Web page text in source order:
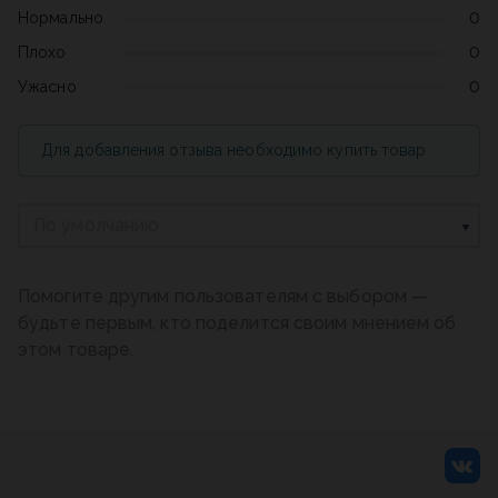
Нормально
0
Плохо
0
Ужасно
0
Для добавления отзыва необходимо купить товар